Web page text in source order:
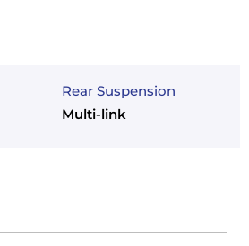
Rear Suspension
Multi-link